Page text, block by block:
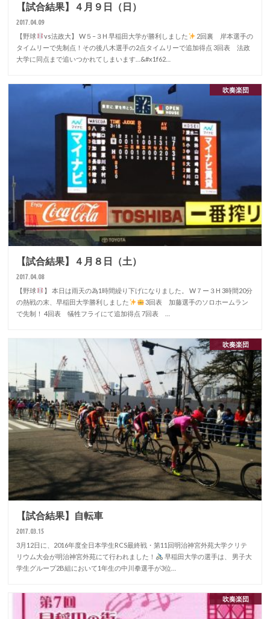
【試合結果】４月９日（日）
2017.04.09
【野球
vs法政大】 W５–３H 早稲田大学が勝利しました
2回裏 岸本選手の
タイムリーで先制点！その後八木選手の2点タイムリーで追加得点 3回表 法政
大学に同点まで追いつかれてしまいます…&#x1f62…
吹奏楽団
【試合結果】４月８日（土）
2017.04.08
【野球
】 本日は雨天の為1時間繰り下げになりました。 W７ー３H 3時間20分
の熱戦の末、早稲田大学勝利しました
3回表 加藤選手のソロホームラン
で先制！ 4回表 犠牲フライにて追加得点 7回表 …
吹奏楽団
【試合結果】自転車
2017.03.15
3月12日に、2016年度全日本学生RCS最終戦・第11回明治神宮外苑大学クリテ
リウム大会が明治神宮外苑にて行われました！
早稲田大学の選手は、 男子大
学生グループ2B組において1年生の中川拳選手が3位…
吹奏楽団